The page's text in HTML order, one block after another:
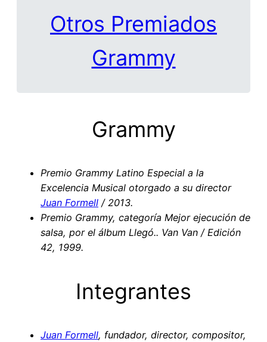
Otros Premiados
Grammy
Grammy
Premio Grammy Latino Especial a la
Excelencia Musical otorgado a su director
Juan Formell / 2013.
Premio Grammy, categoría Mejor ejecución de
salsa, por el álbum Llegó.. Van Van / Edición
42, 1999.
Integrantes
Juan Formell, fundador, director, compositor,